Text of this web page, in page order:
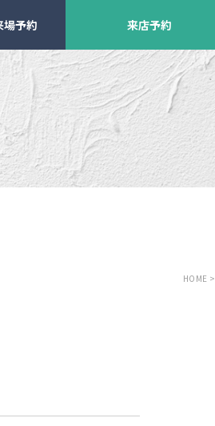
場予約 来店予約
HOME >